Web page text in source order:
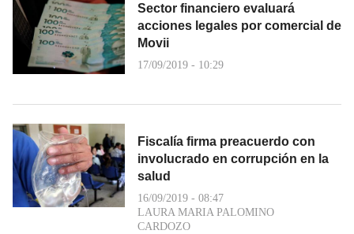
Sector financiero evaluará
acciones legales por comercial de
Movii
17/09/2019 - 10:29
Fiscalía firma preacuerdo con
involucrado en corrupción en la
salud
16/09/2019 - 08:47
LAURA MARIA PALOMINO
CARDOZO